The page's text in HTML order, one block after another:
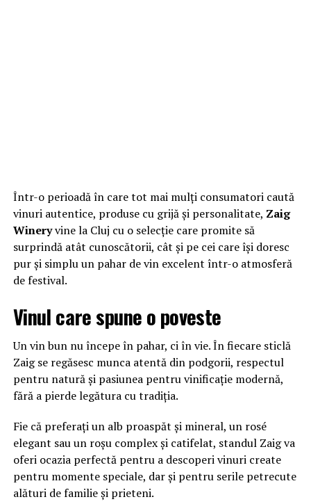
Într-o perioadă în care tot mai mulți consumatori caută
vinuri autentice, produse cu grijă și personalitate, Zaig
Wineryvine la Cluj cu o selecție care promite să
surprindă atât cunoscătorii, cât și pe cei care își doresc
pur și simplu un pahar de vin excelent într-o atmosferă
de festival.
Vinul care spune o poveste
Un vin bun nu începe în pahar, ci în vie. În fiecare sticlă
Zaig se regăsesc munca atentă din podgorii, respectul
pentru natură și pasiunea pentru vinificație modernă,
fără a pierde legătura cu tradiția.
Fie că preferați un alb proaspăt și mineral, un rosé
elegant sau un roșu complex și catifelat, standul Zaig va
oferi ocazia perfectă pentru a descoperi vinuri create
pentru momente speciale, dar și pentru serile petrecute
alături de familie și prieteni.